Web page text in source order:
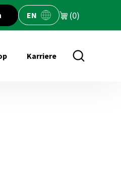
EN (0)
Untermenü öffnen für
Karriere